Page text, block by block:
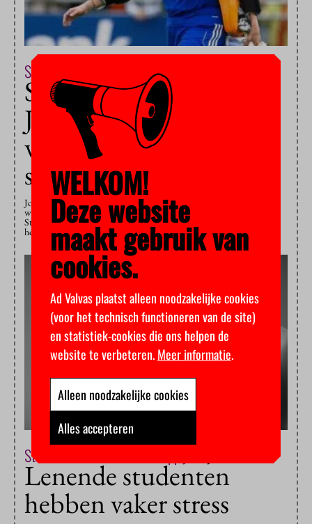
Studentenleven & Maatschappij
Student van het jaar
Joyce Sombroek kreeg
weinig mee van het
studentenleven
Joyce Sombroek, arts-assistent en 2 keer beste hockeykeepster van de
wereld, won vorige week tijdens het Nieuwjaarsgala de
StudenTalentprijs. Je bent ambassadeur voor drie goede doelen. Wat
houdt dat in? “Een paar keer per maand doe ik iets voor een…
Studentenleven & Maatschappij
Lenende studenten
hebben vaker stress
WELKOM!
Deze website
maakt gebruik van
cookies.
Ad Valvas plaatst alleen noodzakelijke cookies
(voor het technisch functioneren van de site)
en statistiek-cookies die ons helpen de
website te verbeteren.Meer informatie.
Alleen noodzakelijke cookies
Alles accepteren